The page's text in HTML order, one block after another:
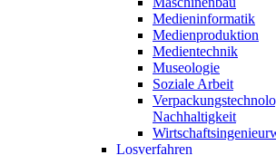
Medieninformatik
Medienproduktion
Medientechnik
Museologie
Soziale Arbeit
Nachhaltigkeit
Losverfahren